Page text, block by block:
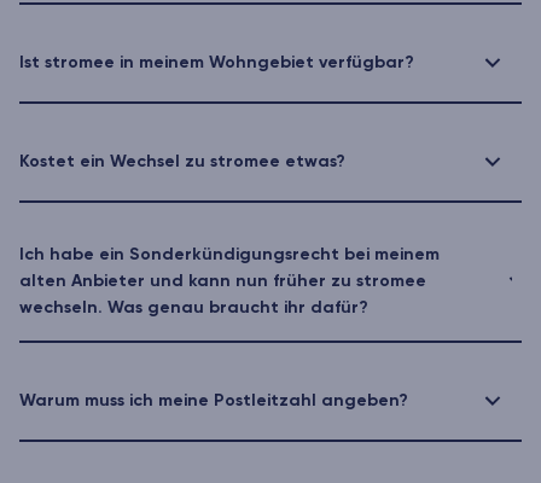
Ist stromee in meinem Wohngebiet verfügbar?
Kostet ein Wechsel zu stromee etwas?
Ich habe ein Sonderkündigungsrecht bei meinem
alten Anbieter und kann nun früher zu stromee
wechseln. Was genau braucht ihr dafür?
Warum muss ich meine Postleitzahl angeben?